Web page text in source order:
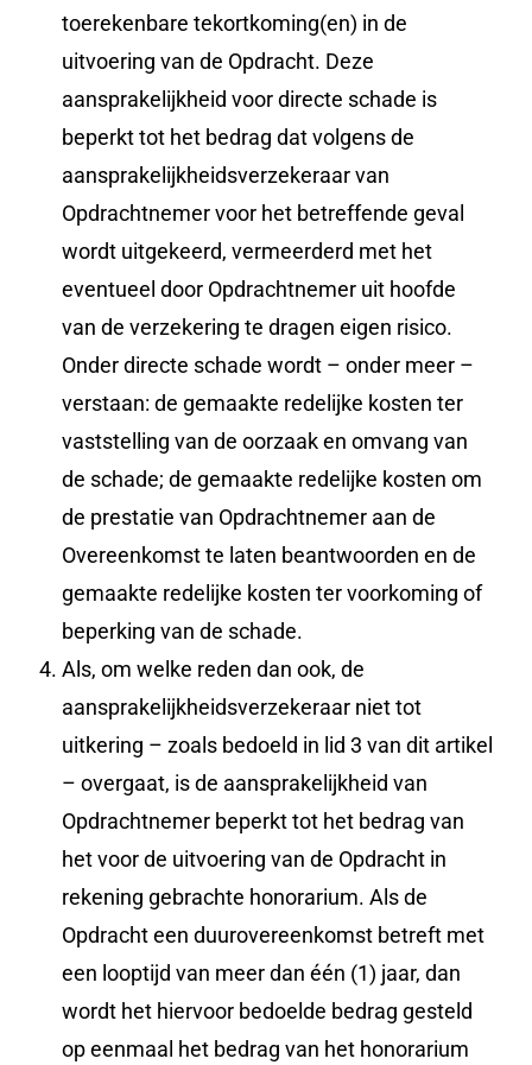
toerekenbare tekortkoming(en) in de
uitvoering van de Opdracht. Deze
aansprakelijkheid voor directe schade is
beperkt tot het bedrag dat volgens de
aansprakelijkheidsverzekeraar van
Opdrachtnemer voor het betreffende geval
wordt uitgekeerd, vermeerderd met het
eventueel door Opdrachtnemer uit hoofde
van de verzekering te dragen eigen risico.
Onder directe schade wordt – onder meer –
verstaan: de gemaakte redelijke kosten ter
vaststelling van de oorzaak en omvang van
de schade; de gemaakte redelijke kosten om
de prestatie van Opdrachtnemer aan de
Overeenkomst te laten beantwoorden en de
gemaakte redelijke kosten ter voorkoming of
beperking van de schade.
Als, om welke reden dan ook, de
aansprakelijkheidsverzekeraar niet tot
uitkering – zoals bedoeld in lid 3 van dit artikel
– overgaat, is de aansprakelijkheid van
Opdrachtnemer beperkt tot het bedrag van
het voor de uitvoering van de Opdracht in
rekening gebrachte honorarium. Als de
Opdracht een duurovereenkomst betreft met
een looptijd van meer dan één (1) jaar, dan
wordt het hiervoor bedoelde bedrag gesteld
op eenmaal het bedrag van het honorarium